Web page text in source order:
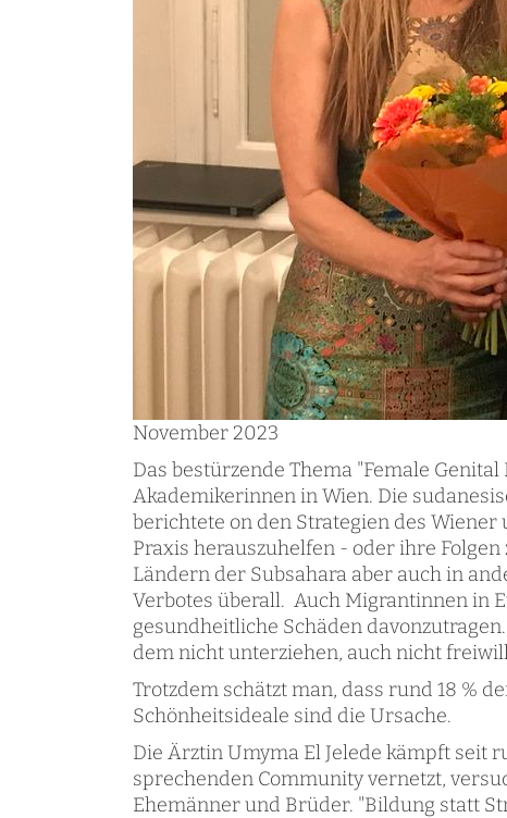
November 2023
Das bestürzende Thema "Female
Akademikerinnen in Wien. Die
berichtete on den Strategien des
Praxis herauszuhelfen - oder ihre
Ländern der Subsahara aber auch in
Verbotes überall. Auch Migrantinnen in
gesundheitliche Schäden
dem nicht unterziehen, auch nicht
Trotzdem schätzt man, dass rund 18 %
Schönheitsideale sind die Ursache.
Die Ärztin Umyma El Jelede kämpft seit
sprechenden Community vernetzt,
Ehemänner und Brüder. "Bildung statt